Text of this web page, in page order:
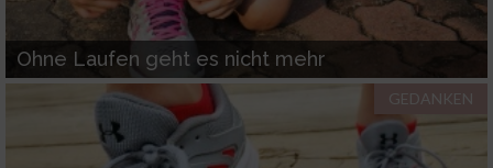
Ohne Laufen geht es nicht mehr
GEDANKEN
Analyse von Zielgruppen durch Statistiken
oder Kombinationen von Daten aus
verschiedenen Quellen
Entwicklung und Verbesserung der Angebote